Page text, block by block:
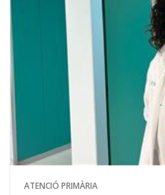
ATENCIÓ PRIMÀRIA